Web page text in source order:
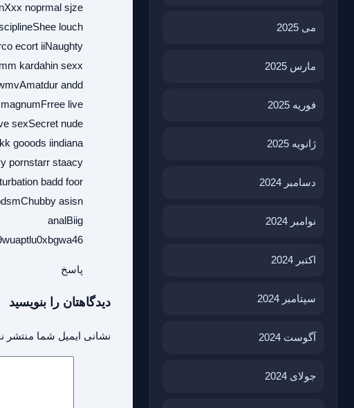
می 2025
مارس 2025
فوریه 2025
ژانویه 2025
دسامبر 2024
نوامبر 2024
اکتبر 2024
سپتامبر 2024
آگوست 2024
جولای 2024
noprmal sjze
louch
ecort iiNaughty
kardahin sexx
andd
live
sexSecret nude
gooods iindiana
pornstarr staacy
badd foor
asisn
analBiig
پاسخ
دیدگاهتان را بنویسید
نشانی ایمیل شما منتشر